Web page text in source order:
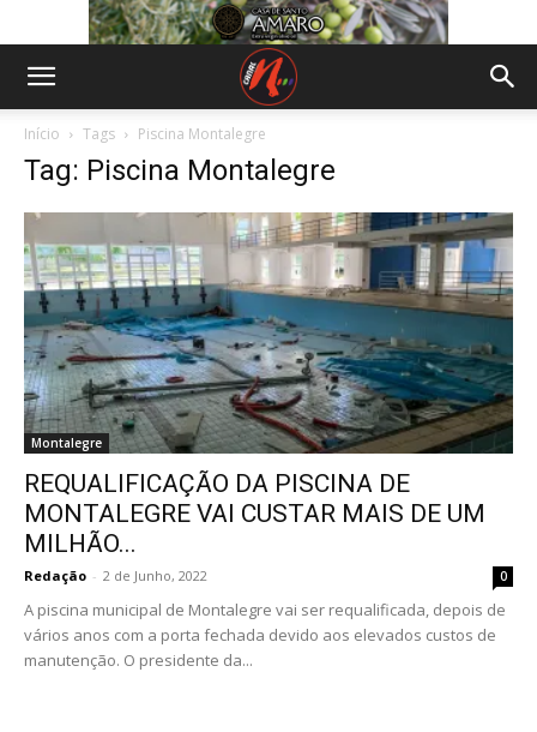
Início Tags Piscina Montalegre
Tag: Piscina Montalegre
Montalegre
REQUALIFICAÇÃO DA PISCINA DE
MONTALEGRE VAI CUSTAR MAIS DE UM
MILHÃO...
Redação - 2 de Junho, 2022 0
A piscina municipal de Montalegre vai ser requalificada, depois de
vários anos com a porta fechada devido aos elevados custos de
manutenção. O presidente da...